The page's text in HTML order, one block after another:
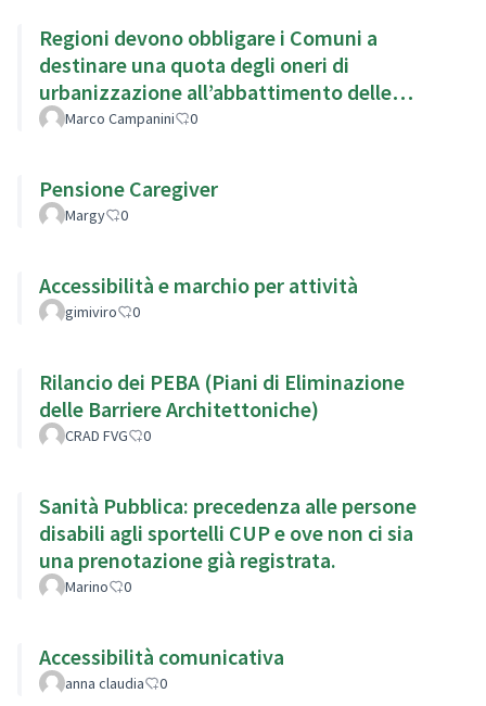
Regioni devono obbligare i Comuni a
destinare una quota degli oneri di
urbanizzazione all’abbattimento delle
barriere architettoniche.
Marco Campanini 0
Pensione Caregiver
Margy 0
Accessibilità e marchio per attività
gimiviro 0
Rilancio dei PEBA (Piani di Eliminazione
delle Barriere Architettoniche)
CRAD FVG 0
Sanità Pubblica: precedenza alle persone
disabili agli sportelli CUP e ove non ci sia
una prenotazione già registrata.
Marino 0
Accessibilità comunicativa
anna claudia 0